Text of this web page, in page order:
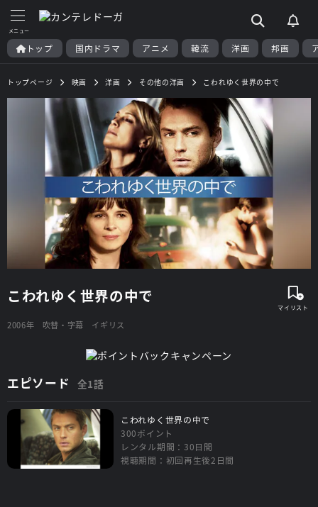
トップ 国内ドラマ アニメ 韓流 洋画 邦画
トップページ 映画 洋画 その他の洋画 こわれゆく世界の中で
こわれゆく世界の中で
2006年 吹替・字幕 イギリス
エピソード 全1話
こわれゆく世界の中で
300ポイント
レンタル期間：30日間
視聴期間：初回再生後2日間